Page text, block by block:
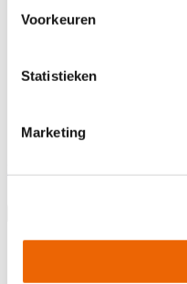
Voorkeuren
Statistieken
Marketing